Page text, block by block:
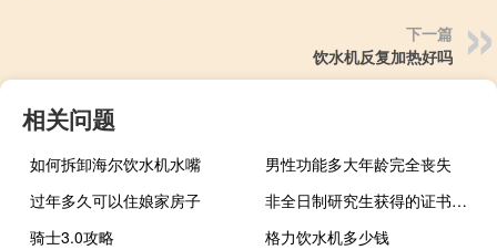
下一篇
饮水机反复加热好吗
相关问题
如何拆卸海尔饮水机水嘴
男性功能多大年龄完全丧失
过年多久可以住娘家房子
非全日制研究生获得的证书和全日制的效力一样
骑士3.0攻略
格力饮水机多少钱